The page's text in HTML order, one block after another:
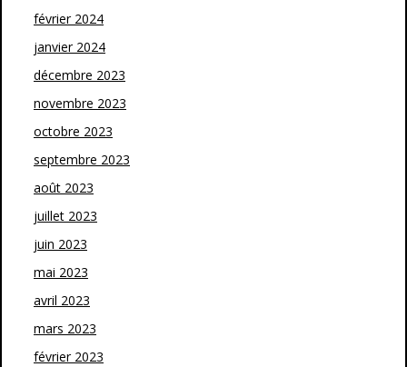
février 2024
janvier 2024
décembre 2023
novembre 2023
octobre 2023
septembre 2023
août 2023
juillet 2023
juin 2023
mai 2023
avril 2023
mars 2023
février 2023